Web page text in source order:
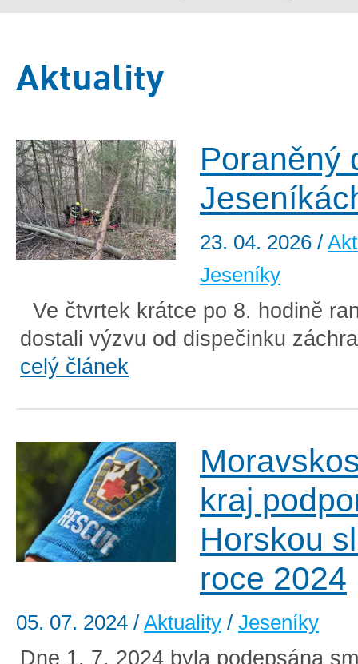
Aktuality
Poraněný
23. 04. 2026 /
Jeseníky
Ve čtvrtek krátce po 8. hodině
dostali výzvu od dispečinku
celý článek
kraj
Horskou
roce 2024
05. 07. 2024 / Aktuality / Jeseníky
Dne 1. 7. 2024 byla podepsána